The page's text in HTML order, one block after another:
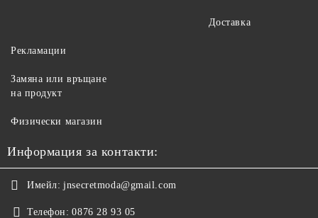
Доставка
Рекламации
Замяна или връщане
на продукт
Физически магазин
Информация за контакти:
Имейл: jnsecretmoda@gmail.com
Телефон: 0876 28 93 05